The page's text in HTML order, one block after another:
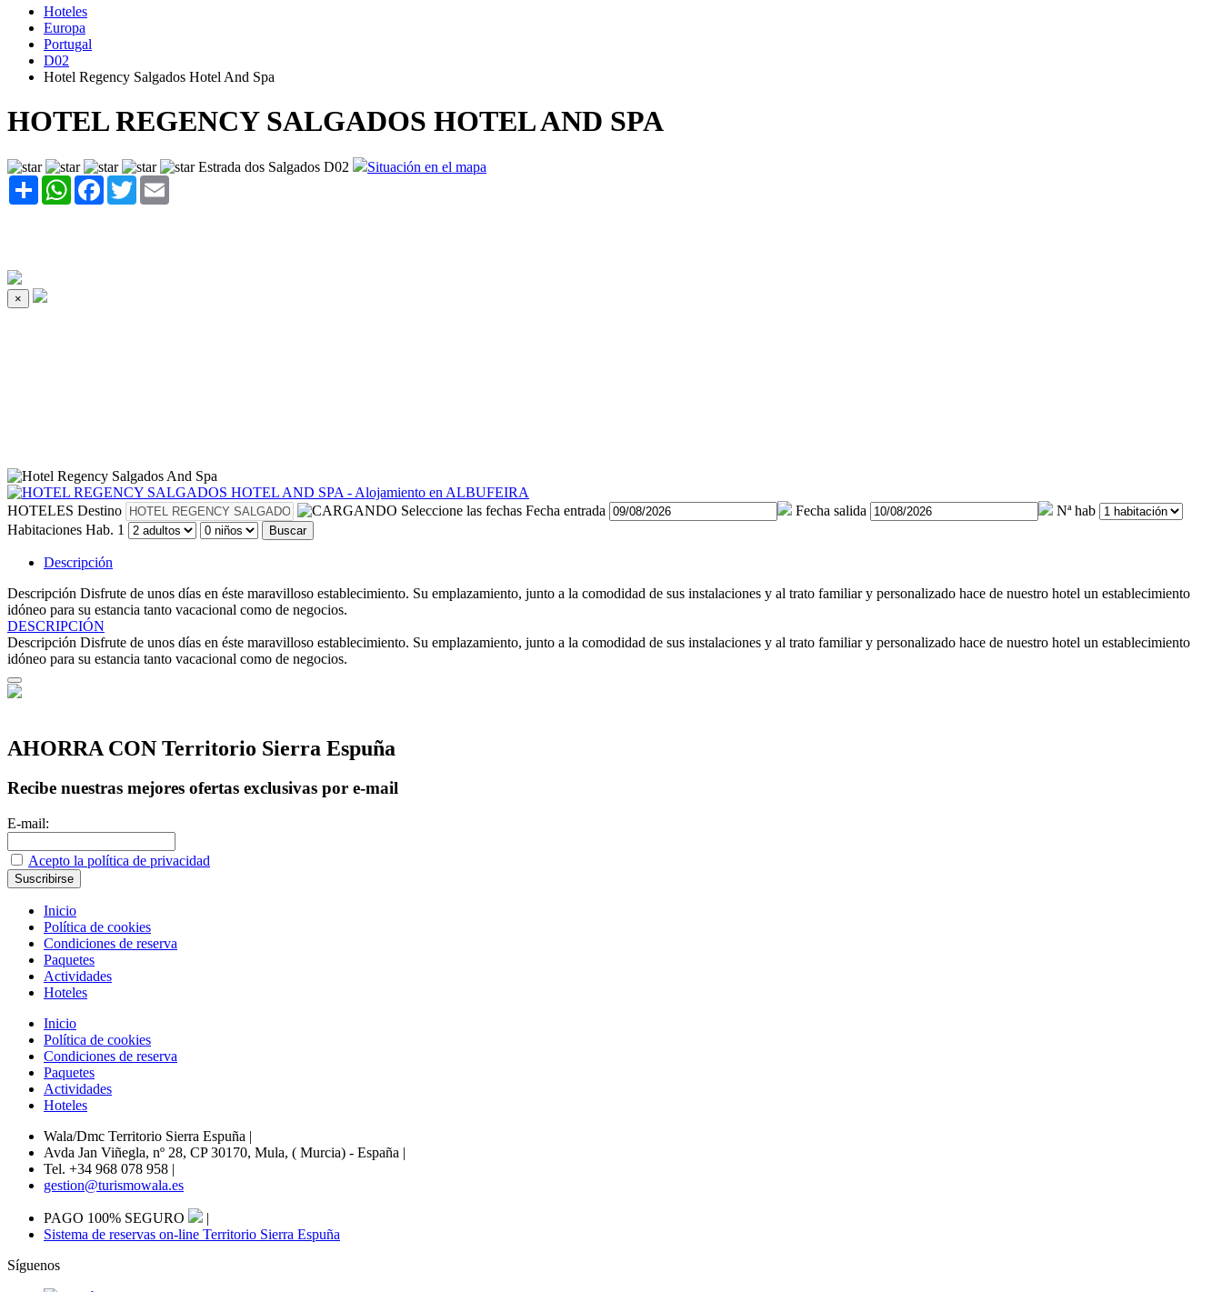
Hoteles
Europa
Portugal
D02
Hotel Regency Salgados Hotel And Spa
HOTEL REGENCY SALGADOS HOTEL AND SPA
Estrada dos Salgados D02
Situación en el mapa
Share WhatsAppFacebook
Twitter
×
HOTELES Destino Seleccione las fechas Fecha entrada Fecha salida
Nª hab
Habitaciones Hab. 1 Buscar
Descripción
Descripción Disfrute de unos días en éste maravilloso establecimiento. Su emplazamiento, junto a la comodidad de sus instalaciones y al trato familiar y personalizado hace de nuestro hotel un establecimiento
idóneo para su estancia tanto vacacional como de negocios.
DESCRIPCIÓN
Descripción Disfrute de unos días en éste maravilloso establecimiento. Su emplazamiento, junto a la comodidad de sus instalaciones y al trato familiar y personalizado hace de nuestro hotel un establecimiento
idóneo para su estancia tanto vacacional como de negocios.
AHORRA CON Territorio Sierra Espuña
Recibe nuestras mejores ofertas exclusivas por e-mail
E-mail:
Acepto la política de privacidad
Inicio
Política de cookies
Condiciones de reserva
Paquetes
Actividades
Hoteles
Inicio
Política de cookies
Condiciones de reserva
Paquetes
Actividades
Hoteles
Wala/Dmc Territorio Sierra Espuña |
Avda Jan Viñegla, nº 28, CP 30170, Mula, ( Murcia) - España |
Tel. +34 968 078 958 |
gestion@turismowala.es
PAGO 100% SEGURO
|
Sistema de reservas on-line Territorio Sierra Espuña
Síguenos